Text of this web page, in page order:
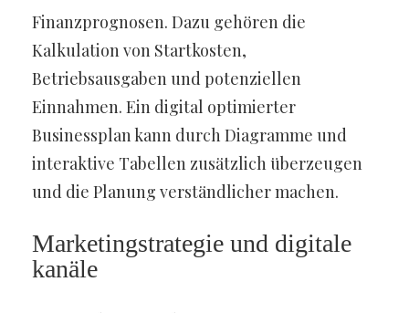
Finanzprognosen. Dazu gehören die
Kalkulation von Startkosten,
Betriebsausgaben und potenziellen
Einnahmen. Ein digital optimierter
Businessplan kann durch Diagramme und
interaktive Tabellen zusätzlich überzeugen
und die Planung verständlicher machen.
Marketingstrategie und digitale
kanäle